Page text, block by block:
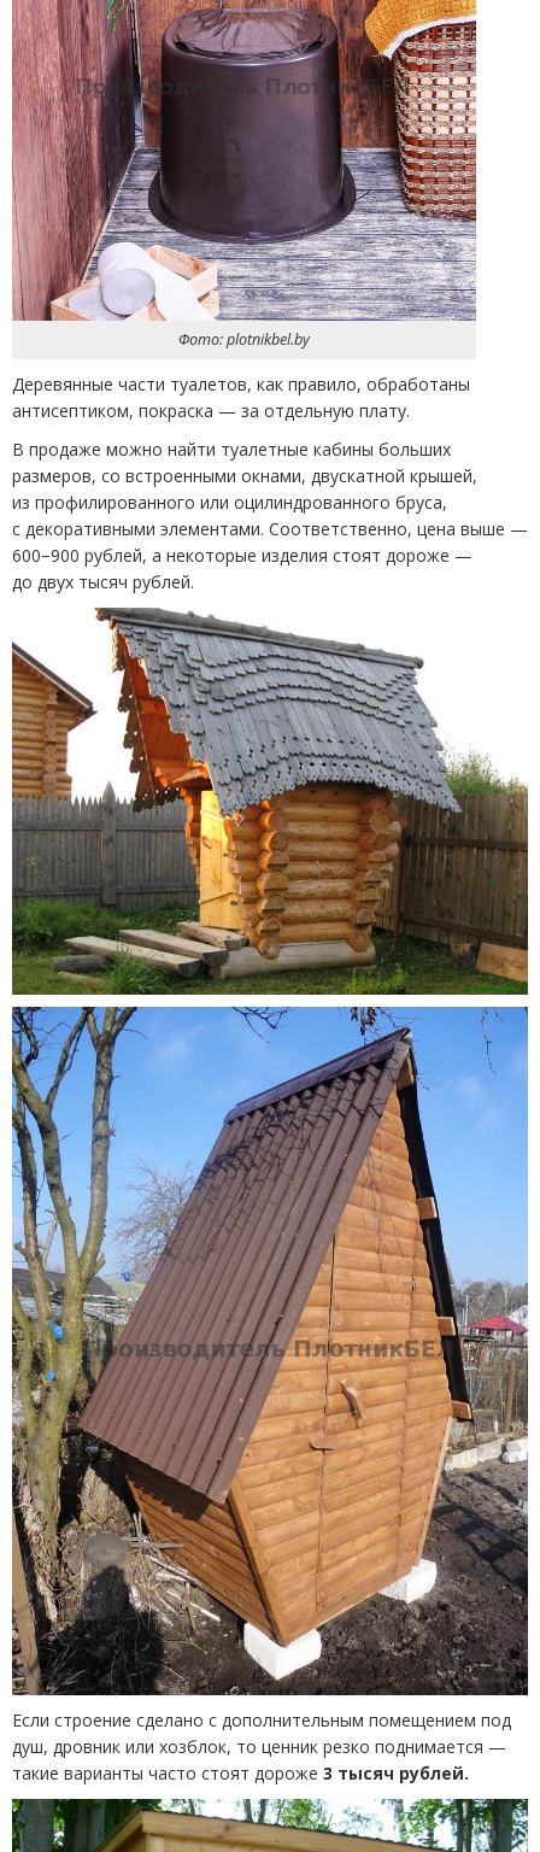
Фото: plotnikbel.by
Деревянные части туалетов, как правило, обработаны
антисептиком, покраска — за отдельную плату.
В продаже можно найти туалетные кабины больших
размеров, со встроенными окнами, двускатной крышей,
из профилированного или оцилиндрованного бруса,
с декоративными элементами. Соответственно, цена выше —
600−900 рублей, а некоторые изделия стоят дороже —
до двух тысяч рублей.
Если строение сделано с дополнительным помещением под
душ, дровник или хозблок, то ценник резко поднимается —
такие варианты часто стоят дороже 3 тысяч рублей.